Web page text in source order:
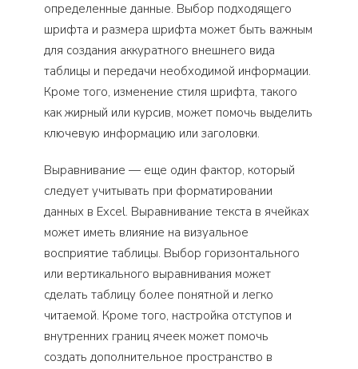
определенные данные. Выбор подходящего
шрифта и размера шрифта может быть важным
для создания аккуратного внешнего вида
таблицы и передачи необходимой информации.
Кроме того, изменение стиля шрифта, такого
как жирный или курсив, может помочь выделить
ключевую информацию или заголовки.
Выравнивание — еще один фактор, который
следует учитывать при форматировании
данных в Excel. Выравнивание текста в ячейках
может иметь влияние на визуальное
восприятие таблицы. Выбор горизонтального
или вертикального выравнивания может
сделать таблицу более понятной и легко
читаемой. Кроме того, настройка отступов и
внутренних границ ячеек может помочь
создать дополнительное пространство в